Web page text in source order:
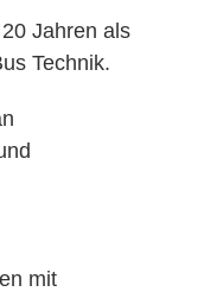
Jahren als
Technik.
mit